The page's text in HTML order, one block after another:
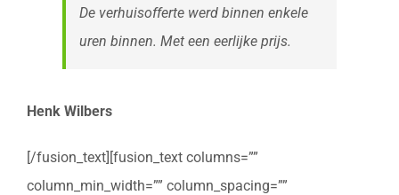
De verhuisofferte werd binnen enkele
uren binnen. Met een eerlijke prijs.
Henk Wilbers
[/fusion_text][fusion_text columns=””
column_min_width=”” column_spacing=””